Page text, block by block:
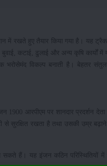
में रखते हुए तैयार किया गया है। यह
कटाई, ढुलाई और अन्य कृषि कार्यों में
विकल्प बनाती है। बेहतर
आरपीएम पर शानदार प्रदर्शन देता
सुरक्षित रखता है तथा उसकी उम्र बढ़ाने
हैं। यह इंजन कठिन परिस्थितियों में